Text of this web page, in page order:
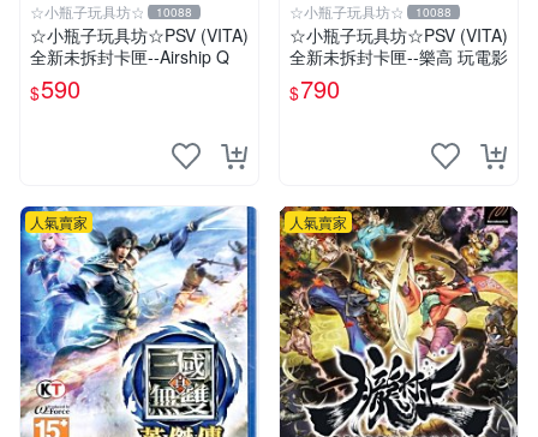
☆小瓶子玩具坊☆ 10088
☆小瓶子玩具坊☆PSV (VITA)
全新未拆封卡匣--Airship Q
$590
☆小瓶子玩具坊☆ 10088
☆小瓶子玩具坊☆PSV (VITA)
全新未拆封卡匣--樂高 玩電影
$790
人氣賣家 人氣賣家